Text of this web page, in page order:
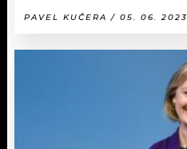
PAVEL KUČERA / 05. 06. 2023